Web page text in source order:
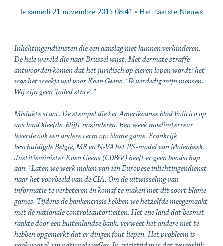
le samedi 21 novembre 2015 08:41 • Het Laatste Nieuws
Inlichtingendiensten die een aanslag niet kunnen verhinderen.
De hele wereld die naar Brussel wijst. Met dermate straffe
antwoorden komen dat het juridisch op eieren lopen wordt: het
was het weekje wel voor Koen Geens. "Ik verdedig mijn mensen.
Wij zijn geen 'failed state'."
Mislukte staat. De stempel die het Amerikaanse blad Politico op
ons land kleefde, blijft nazinderen. Een week moslimterreur
leverde ook een andere term op: blame game. Frankrijk
beschuldigde België, MR en N-VA het PS-model van Molenbeek.
Justitieminister Koen Geens (CD&V) heeft er geen boodschap
aan. "Laten we werk maken van een Europese inlichtingendienst
naar het voorbeeld van de CIA. Om de uitwisseling van
informatie te verbeteren én komaf te maken met dit soort blame
games. Tijdens de bankencrisis hebben we hetzelfde meegemaakt
met de nationale controleautoriteiten. Het ene land dat besmet
raakte door een buitenlandse bank, verweet het andere niet te
hebben opgemerkt dat er dingen fout liepen. Het probleem is